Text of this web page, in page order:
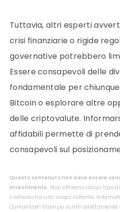
Tuttavia, altri esperti
crisi finanziarie o rigide
governative potrebbero
Essere consapevoli delle
fondamentale per
Bitcoin o esplorare altre
delle criptovalute.
affidabili permette di
consapevoli sul
Questo contenuto non deve essere
investimento. Non offriamo alcun tipo
L’articolo ha uno scopo soltanto
Comunicati Stampa scritti direttamente